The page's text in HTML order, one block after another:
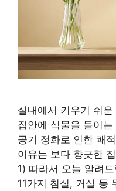
실내에서 키우기 쉬
집안에 식물을 들이
공기 정화로 인한 쾌
이유는 보다 향긋한
1) 따라서 오늘 알려
11가지 침실, 거실 등